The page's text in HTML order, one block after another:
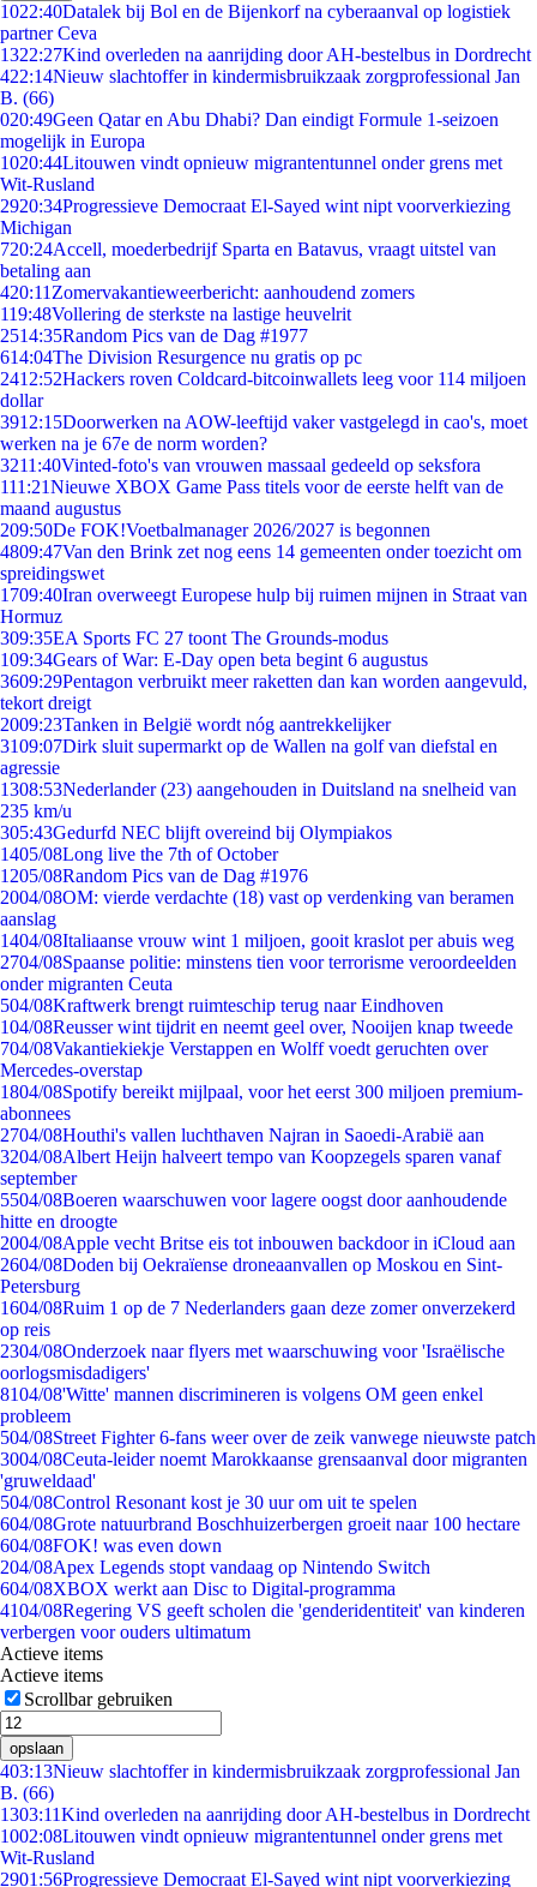
1022:40Datalek bij Bol en de Bijenkorf na cyberaanval op logistiek
partner Ceva
1322:27Kind overleden na aanrijding door AH-bestelbus in Dordrecht
422:14Nieuw slachtoffer in kindermisbruikzaak zorgprofessional Jan
B. (66)
020:49Geen Qatar en Abu Dhabi? Dan eindigt Formule 1-seizoen
mogelijk in Europa
1020:44Litouwen vindt opnieuw migrantentunnel onder grens met
Wit-Rusland
2920:34Progressieve Democraat El-Sayed wint nipt voorverkiezing
Michigan
720:24Accell, moederbedrijf Sparta en Batavus, vraagt uitstel van
betaling aan
420:11 Zomervakantieweerbericht: aanhoudend zomers
119:48Vollering de sterkste na lastige heuvelrit
2514:35Random Pics van de Dag #1977
614:04The Division Resurgence nu gratis op pc
2412:52Hackers roven Coldcard-bitcoinwallets leeg voor 114 miljoen
dollar
3912:15Doorwerken na AOW-leeftijd vaker vastgelegd in cao's, moet
werken na je 67e de norm worden?
3211:40Vinted-foto's van vrouwen massaal gedeeld op seksfora
111:21Nieuwe XBOX Game Pass titels voor de eerste helft van de
maand augustus
209:50De FOK!Voetbalmanager 2026/2027 is begonnen
4809:47Van den Brink zet nog eens 14 gemeenten onder toezicht om
spreidingswet
1709:40Iran overweegt Europese hulp bij ruimen mijnen in Straat van
Hormuz
309:35EA Sports FC 27 toont The Grounds-modus
109:34Gears of War: E-Day open beta begint 6 augustus
3609:29Pentagon verbruikt meer raketten dan kan worden aangevuld,
tekort dreigt
2009:23Tanken in België wordt nóg aantrekkelijker
3109:07Dirk sluit supermarkt op de Wallen na golf van diefstal en
agressie
1308:53Nederlander (23) aangehouden in Duitsland na snelheid van
235 km/u
305:43Gedurfd NEC blijft overeind bij Olympiakos
1405/08Long live the 7th of October
1205/08Random Pics van de Dag #1976
2004/08OM: vierde verdachte (18) vast op verdenking van beramen
aanslag
1404/08Italiaanse vrouw wint 1 miljoen, gooit kraslot per abuis weg
2704/08Spaanse politie: minstens tien voor terrorisme veroordeelden
onder migranten Ceuta
504/08Kraftwerk brengt ruimteschip terug naar Eindhoven
104/08Reusser wint tijdrit en neemt geel over, Nooijen knap tweede
704/08Vakantiekiekje Verstappen en Wolff voedt geruchten over
Mercedes-overstap
1804/08Spotify bereikt mijlpaal, voor het eerst 300 miljoen premium-
abonnees
2704/08Houthi's vallen luchthaven Najran in Saoedi-Arabië aan
3204/08Albert Heijn halveert tempo van Koopzegels sparen vanaf
september
5504/08Boeren waarschuwen voor lagere oogst door aanhoudende
hitte en droogte
2004/08Apple vecht Britse eis tot inbouwen backdoor in iCloud aan
2604/08Doden bij Oekraïense droneaanvallen op Moskou en Sint-
Petersburg
1604/08Ruim 1 op de 7 Nederlanders gaan deze zomer onverzekerd
op reis
2304/08Onderzoek naar flyers met waarschuwing voor 'Israëlische
oorlogsmisdadigers'
8104/08'Witte' mannen discrimineren is volgens OM geen enkel
probleem
504/08Street Fighter 6-fans weer over de zeik vanwege nieuwste patch
3004/08Ceuta-leider noemt Marokkaanse grensaanval door migranten
'gruweldaad'
504/08Control Resonant kost je 30 uur om uit te spelen
604/08Grote natuurbrand Boschhuizerbergen groeit naar 100 hectare
604/08FOK! was even down
204/08Apex Legends stopt vandaag op Nintendo Switch
604/08XBOX werkt aan Disc to Digital-programma
4104/08Regering VS geeft scholen die 'genderidentiteit' van kinderen
verbergen voor ouders ultimatum
Actieve items
Actieve items
Scrollbar gebruiken
opslaan
403:13Nieuw slachtoffer in kindermisbruikzaak zorgprofessional Jan
B. (66)
1303:11Kind overleden na aanrijding door AH-bestelbus in Dordrecht
1002:08Litouwen vindt opnieuw migrantentunnel onder grens met
Wit-Rusland
2901:56Progressieve Democraat El-Sayed wint nipt voorverkiezing